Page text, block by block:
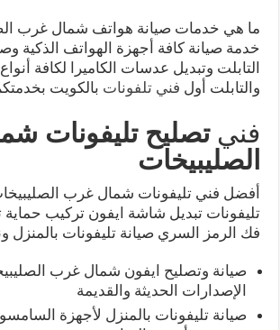
ما هي خدمات صيانة هواتف شمال غرب
خدمة صيانة كافة أجهزة الهواتف الذكية
التابلت وتبديل عدسات الكاميرا لكافة
والتابلت أول فني تلفونات بالكويت بخدمتكم
فنيتصليح تليفونات
الصليبيخات
أفضل فني تليفونات شمال غرب
تليفونات تبديل شاشة ايفون تركيب
فك الرمز السري صيانة تليفونات بالمنزل
صيانة وتصليح ايفون شمال غرب
الإصدارات الحديثة والقديمة
صيانة تليفونات بالمنزل لأجهزة